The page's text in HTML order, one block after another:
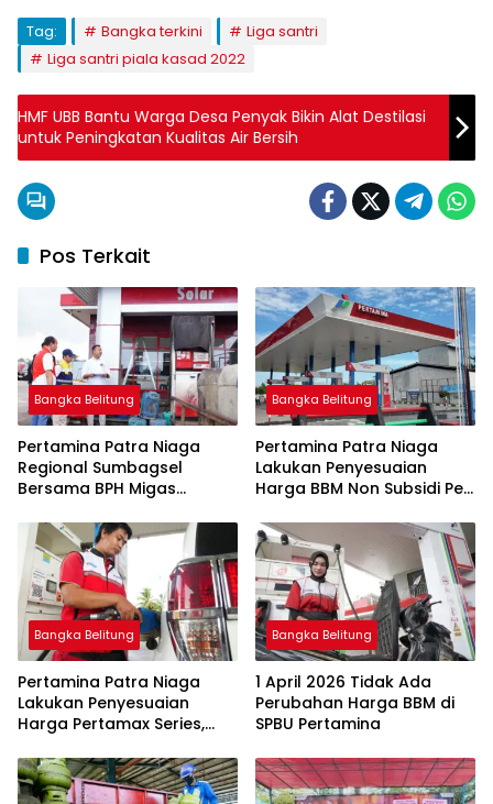
Tag: Bangka terkini
Liga santri
Liga santri piala kasad 2022
HMF UBB Bantu Warga Desa Penyak Bikin Alat Destilasi
untuk Peningkatan Kualitas Air Bersih
Pos Terkait
Bangka Belitung
Pertamina Patra Niaga
Regional Sumbagsel
Bersama BPH Migas
Penyaluran BBM Subsidi
bagi Nelayan melalui
Aplikasi XSTAR
Bangka Belitung
Pertamina Patra Niaga
Lakukan Penyesuaian
Harga BBM Non Subsidi Per
Bangka Belitung
Pertamina Patra Niaga
Lakukan Penyesuaian
Harga Pertamax Series,
Subsidi Tetap
Bangka Belitung
1 April 2026 Tidak Ada
Perubahan Harga BBM di
SPBU Pertamina